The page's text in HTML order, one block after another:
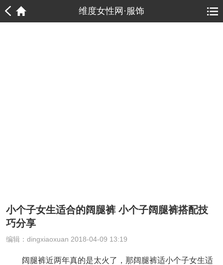
维度女性网·服饰
小个子女生适合的阔腿裤 小个子阔腿裤搭配技
巧分享
编辑：dingxiaoxuan 2018-04-09 13:19
阔腿裤近两年真的是太火了，那阔腿裤适小个子女生适
1 1